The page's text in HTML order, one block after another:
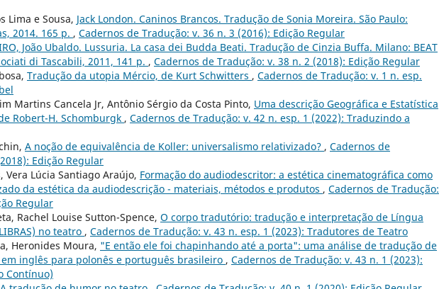
Lima e Sousa, Jack London. Caninos Brancos. Tradução de Sonia Moreira. São Paulo:
2014. 165 p. , Cadernos de Tradução: v. 36 n. 3 (2016): Edição Regular
João Ubaldo. Lussuria. La casa dei Budda Beati. Tradução de Cinzia Buffa. Milano: BEAT
di Tascabili, 2011, 141 p. , Cadernos de Tradução: v. 38 n. 2 (2018): Edição Regular
Tradução da utopia Mércio, de Kurt Schwitters , Cadernos de Tradução: v. 1 n. esp.
Martins Cancela Jr, Antônio Sérgio da Costa Pinto, Uma descrição Geográfica e Estatística
Robert-H. Schomburgk , Cadernos de Tradução: v. 42 n. esp. 1 (2022): Traduzindo a
A noção de equivalência de Koller: universalismo relativizado? , Cadernos de
Edição Regular
Vera Lúcia Santiago Araújo, Formação do audiodescritor: a estética cinematográfica como
da estética da audiodescrição - materiais, métodos e produtos , Cadernos de Tradução:
Regular
Rachel Louise Sutton-Spence, O corpo tradutório: tradução e interpretação de Língua
no teatro , Cadernos de Tradução: v. 43 n. esp. 1 (2023): Tradutores de Teatro
Heronides Moura, "E então ele foi chapinhando até a porta": uma análise de tradução de
inglês para polonês e português brasileiro , Cadernos de Tradução: v. 43 n. 1 (2023):
Contínuo)